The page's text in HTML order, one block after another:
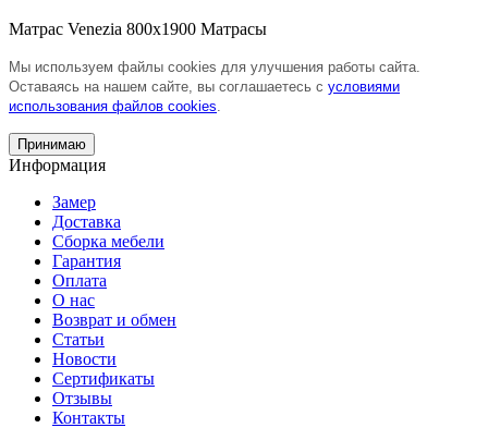
Матрас Venezia 800х1900 Матрасы
Мы используем файлы cookies для улучшения работы сайта.
Оставаясь на нашем сайте, вы соглашаетесь с условиями
использования файлов cookies.
Принимаю
Информация
Замер
Доставка
Сборка мебели
Гарантия
Оплата
О нас
Возврат и обмен
Статьи
Новости
Сертификаты
Отзывы
Контакты